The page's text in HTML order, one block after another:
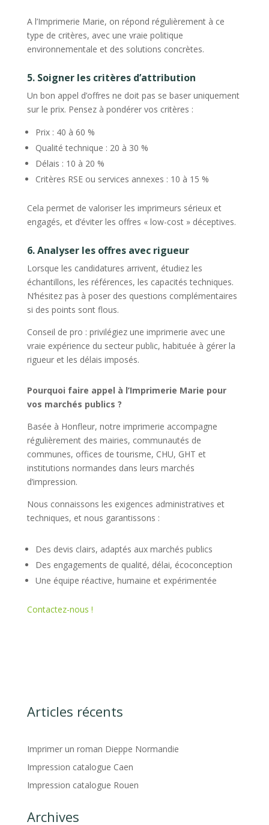
A l’Imprimerie Marie, on répond régulièrement à ce
type de critères, avec une vraie politique
environnementale et des solutions concrètes.
5. Soigner les critères d’attribution
Un bon appel d’offres ne doit pas se baser uniquement
sur le prix. Pensez à pondérer vos critères :
Prix : 40 à 60 %
Qualité technique : 20 à 30 %
Délais : 10 à 20 %
Critères RSE ou services annexes : 10 à 15 %
Cela permet de valoriser les imprimeurs sérieux et
engagés, et d’éviter les offres « low-cost » déceptives.
6. Analyser les offres avec rigueur
Lorsque les candidatures arrivent, étudiez les
échantillons, les références, les capacités techniques.
N’hésitez pas à poser des questions complémentaires
si des points sont flous.
Conseil de pro : privilégiez une imprimerie avec une
vraie expérience du secteur public, habituée à gérer la
rigueur et les délais imposés.
Pourquoi faire appel à l’Imprimerie Marie pour
vos marchés publics ?
Basée à Honfleur, notre imprimerie accompagne
régulièrement des mairies, communautés de
communes, offices de tourisme, CHU, GHT et
institutions normandes dans leurs marchés
d’impression.
Nous connaissons les exigences administratives et
techniques, et nous garantissons :
Des devis clairs, adaptés aux marchés publics
Des engagements de qualité, délai, écoconception
Une équipe réactive, humaine et expérimentée
Contactez-nous !
Articles récents
Imprimer un roman Dieppe Normandie
Impression catalogue Caen
Impression catalogue Rouen
Archives